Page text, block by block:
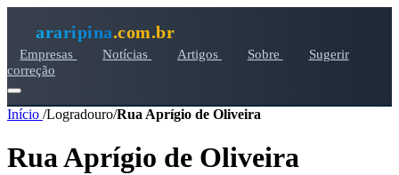
araripina.com.br
Empresas Notícias Artigos Sobre
Sugerir
correção
Início /Logradouro/Rua Aprígio de Oliveira
Rua Aprígio de Oliveira